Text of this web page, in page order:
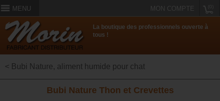
MENU MON COMPTE
La boutique des professionnels ouverte à
tous !
< Bubi Nature, aliment humide pour chat
Bubi Nature Thon et Crevettes